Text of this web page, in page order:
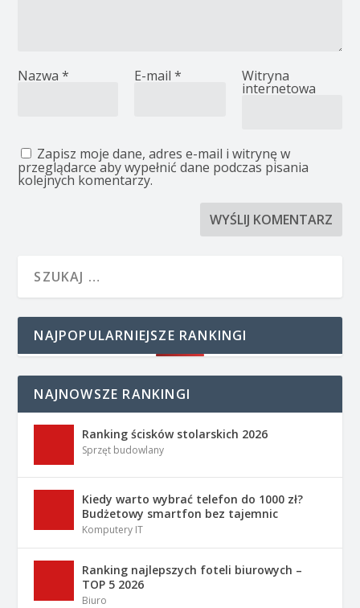
Nazwa* E-mail * Witryna
internetowa
Zapisz moje dane, adres e-mail i witrynę w
przeglądarce aby wypełnić dane podczas pisania
kolejnych komentarzy.
NAJPOPULARNIEJSZE RANKINGI
NAJNOWSZE RANKINGI
Ranking ścisków stolarskich 2026
Sprzęt budowlany
Kiedy warto wybrać telefon do 1000 zł?
Budżetowy smartfon bez tajemnic
Komputery IT
Ranking najlepszych foteli biurowych –
TOP 5 2026
Biuro